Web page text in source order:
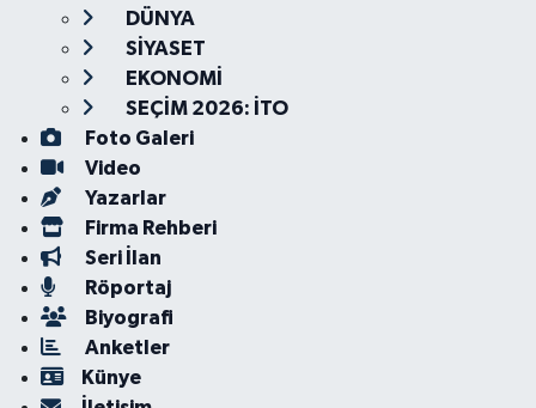
DÜNYA
SİYASET
EKONOMİ
SEÇİM 2026: İTO
Foto Galeri
Video
Yazarlar
Firma Rehberi
Seri İlan
Röportaj
Biyografi
Anketler
Künye